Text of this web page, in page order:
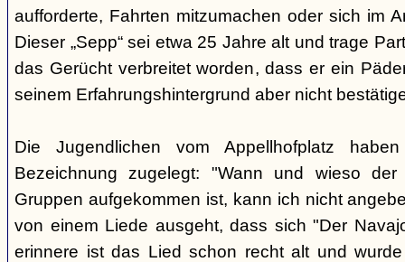
aufforderte, Fahrten mitzumachen oder sich im
Dieser „Sepp“ sei etwa 25 Jahre alt und trage
das Gerücht verbreitet worden, dass er ein
seinem Erfahrungshintergrund aber nicht
Die Jugendlichen vom Appellhofplatz
Bezeichnung zugelegt: "Wann und wieso
Gruppen aufgekommen ist, kann ich nicht
von einem Liede ausgeht, dass sich "Der
erinnere ist das Lied schon recht alt und